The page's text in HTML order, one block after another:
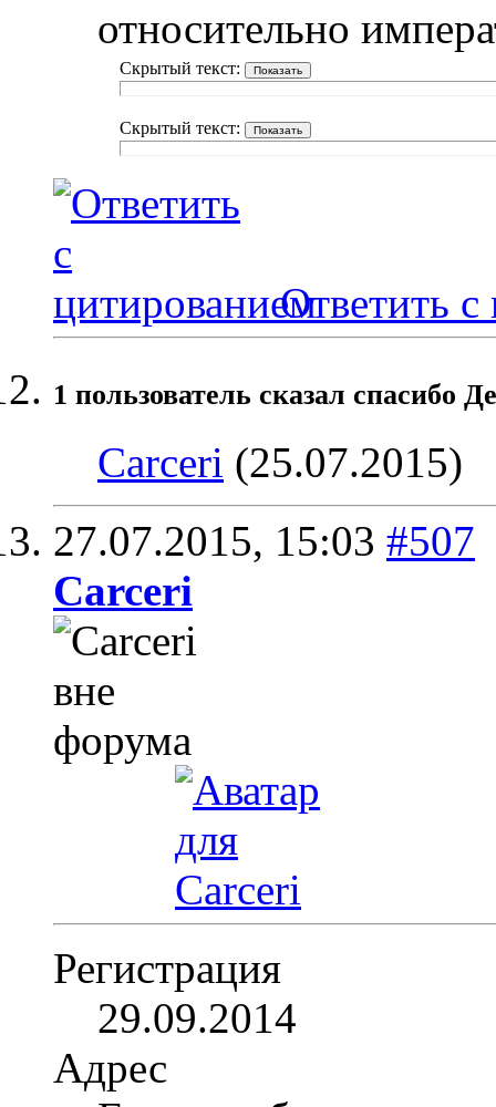
относительно
Скрытый текст:
Скрытый текст:
Ответить с
1 пользователь сказал cпасибо
Carceri (25.07.2015)
27.07.2015, 15:03 #507
Carceri
Регистрация
29.09.2014
Адрес